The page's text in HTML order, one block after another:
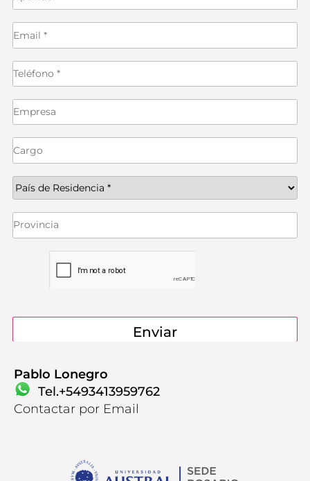
Contactanos
Pablo Lonegro
Tel.+5493413959762
Contactar por Email